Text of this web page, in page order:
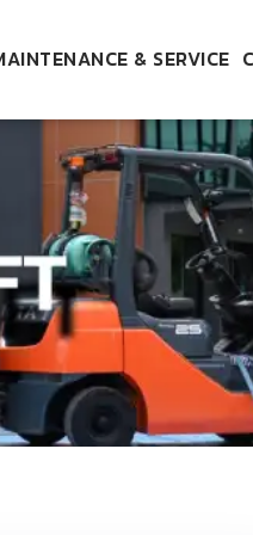
& SERVICE